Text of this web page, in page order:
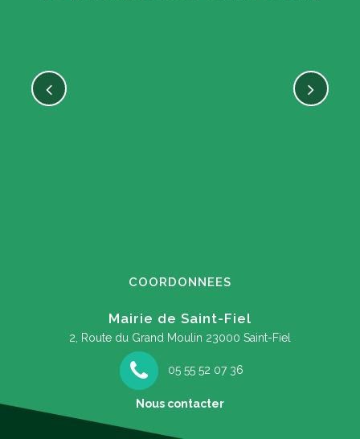
COORDONNEES
Mairie de Saint-Fiel
2, Route du Grand Moulin 23000 Saint-Fiel
05 55 52 07 36
Nous contacter